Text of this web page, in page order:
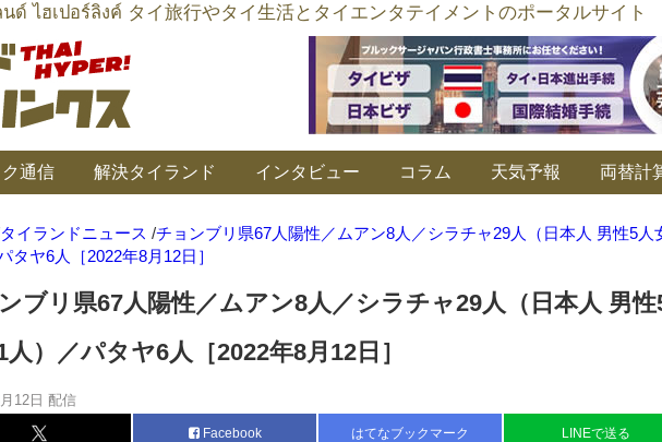
ด์ ไฮเปอร์ลิงค์ タイ旅行やタイ生活とタイエンタテイメントのポータルサイト
通信 解決タイランド インタビュー コラム 天気予報 両替計
タイランドニュース /チョンブリ県67人陽性／ムアン8人／シラチャ29人（日本人 男性5人
タヤ6人［2022年8月12日］
ブリ県67人陽性／ムアン8人／シラチャ29人（日本人 男性
人）／パタヤ6人［2022年8月12日］
12日 配信
Facebook はてなブックマーク LINEで送る